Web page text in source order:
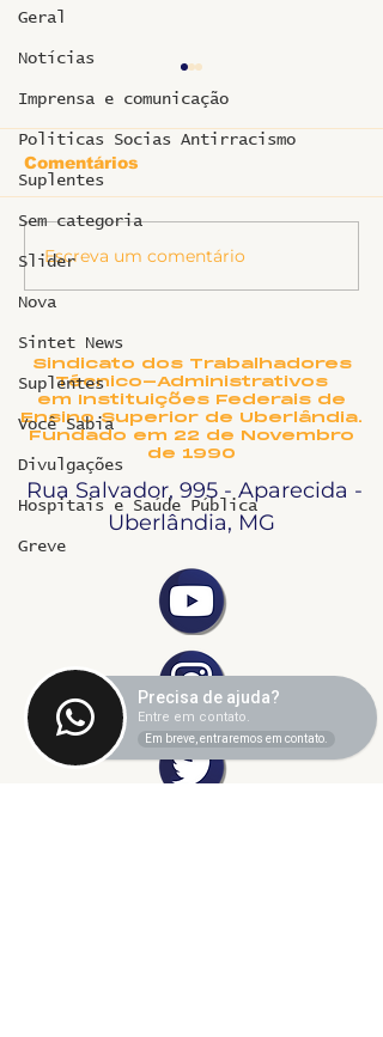
Geral
Notícias
Imprensa e comunicação
Politicas Socias Antirracismo
Suplentes
Sem categoria
Slider
Nova
Sintet News
Suplentes
Você Sabia
Divulgações
Hospitais e Saúde Pública
Greve
Ligeirinho 541 | Julho
Comentários
Escreva um comentário
Sindicato dos Trabalhadores
Técnico-Administrativos
em Instituições Federais de
Ensino Superior de Uberlândia.
Fundado em 22 de Novembro
de 1990
Rua Salvador, 995 - Aparecida -
Uberlândia, MG
Precisa de ajuda?
Entre em contato.
Em breve, entraremos em contato.